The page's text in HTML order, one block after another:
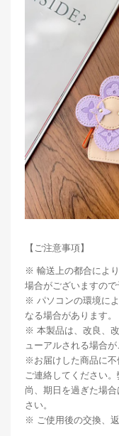
【ご注意事項】
※ 輸送上の都合によ
場合がございますので
※ パソコンの環境に
なる場合があります。
※ 本製品は、改良、
ューアルされる場合
※お届けした商品に
ご連絡してください
尚、期日を過ぎた場
さい。
※ ご使用後の交換、